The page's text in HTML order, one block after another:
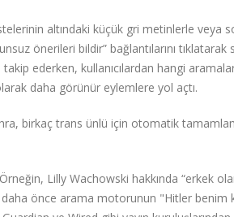
altındaki küçük gri metinlerle veya
önerileri bildir” bağlantılarını
ederken, kullanıcılardan hangi
daha görünür eylemlere yol açtı.
birkaç trans ünlü için otomatik
Lilly Wachowski hakkında “erkek
önce arama motorunun "Hitler benim